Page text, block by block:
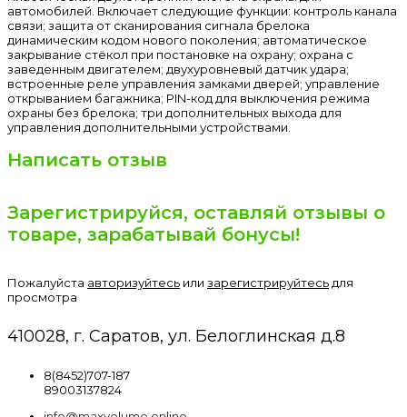
автомобилей. Включает следующие функции: контроль канала
связи; защита от сканирования сигнала брелока
динамическим кодом нового поколения; автоматическое
закрывание стёкол при постановке на охрану; охрана с
заведенным двигателем; двухуровневый датчик удара;
встроенные реле управления замками дверей; управление
открыванием багажника; PIN-код для выключения режима
охраны без брелока; три дополнительных выхода для
управления дополнительными устройствами.
Написать отзыв
Зарегистрируйся, оставляй отзывы о
товаре, зарабатывай бонусы!
Пожалуйста авторизуйтесь или зарегистрируйтесь для
просмотра
410028, г. Саратов, ул. Белоглинская д.8
8(8452)707-187
89003137824